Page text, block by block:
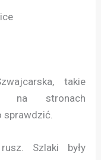
takie
na stronach
Szlaki były